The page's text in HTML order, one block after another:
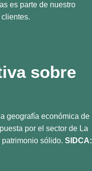
es parte de nuestro
sobre
geografía económica de
por el sector de La
sólido. SIDCA: